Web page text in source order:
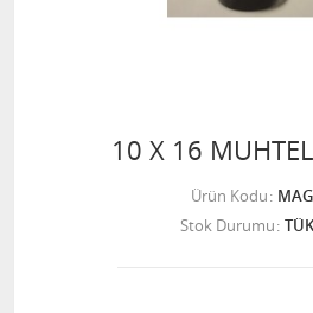
10 X 16
Ürün Kodu
Stok Durumu